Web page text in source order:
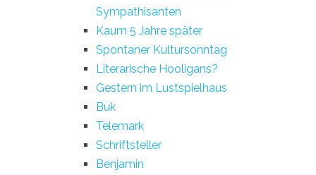
Sympathisanten
Kaum 5 Jahre später
Spontaner Kultursonntag
Literarische Hooligans?
Gestern im Lustspielhaus
Buk
Telemark
Schriftsteller
Benjamin